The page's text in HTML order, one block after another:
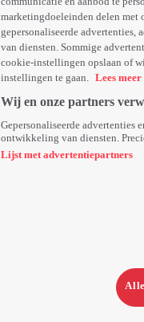
marketingdoeleinden delen met
gepersonaliseerde
van diensten. Sommige
cookie-instellingen opslaan of
instellingen te gaan. Lees
Wij en onze partners
Gepersonaliseerde advertenties
ontwikkeling van diensten.
Lijst met advertentiepartners